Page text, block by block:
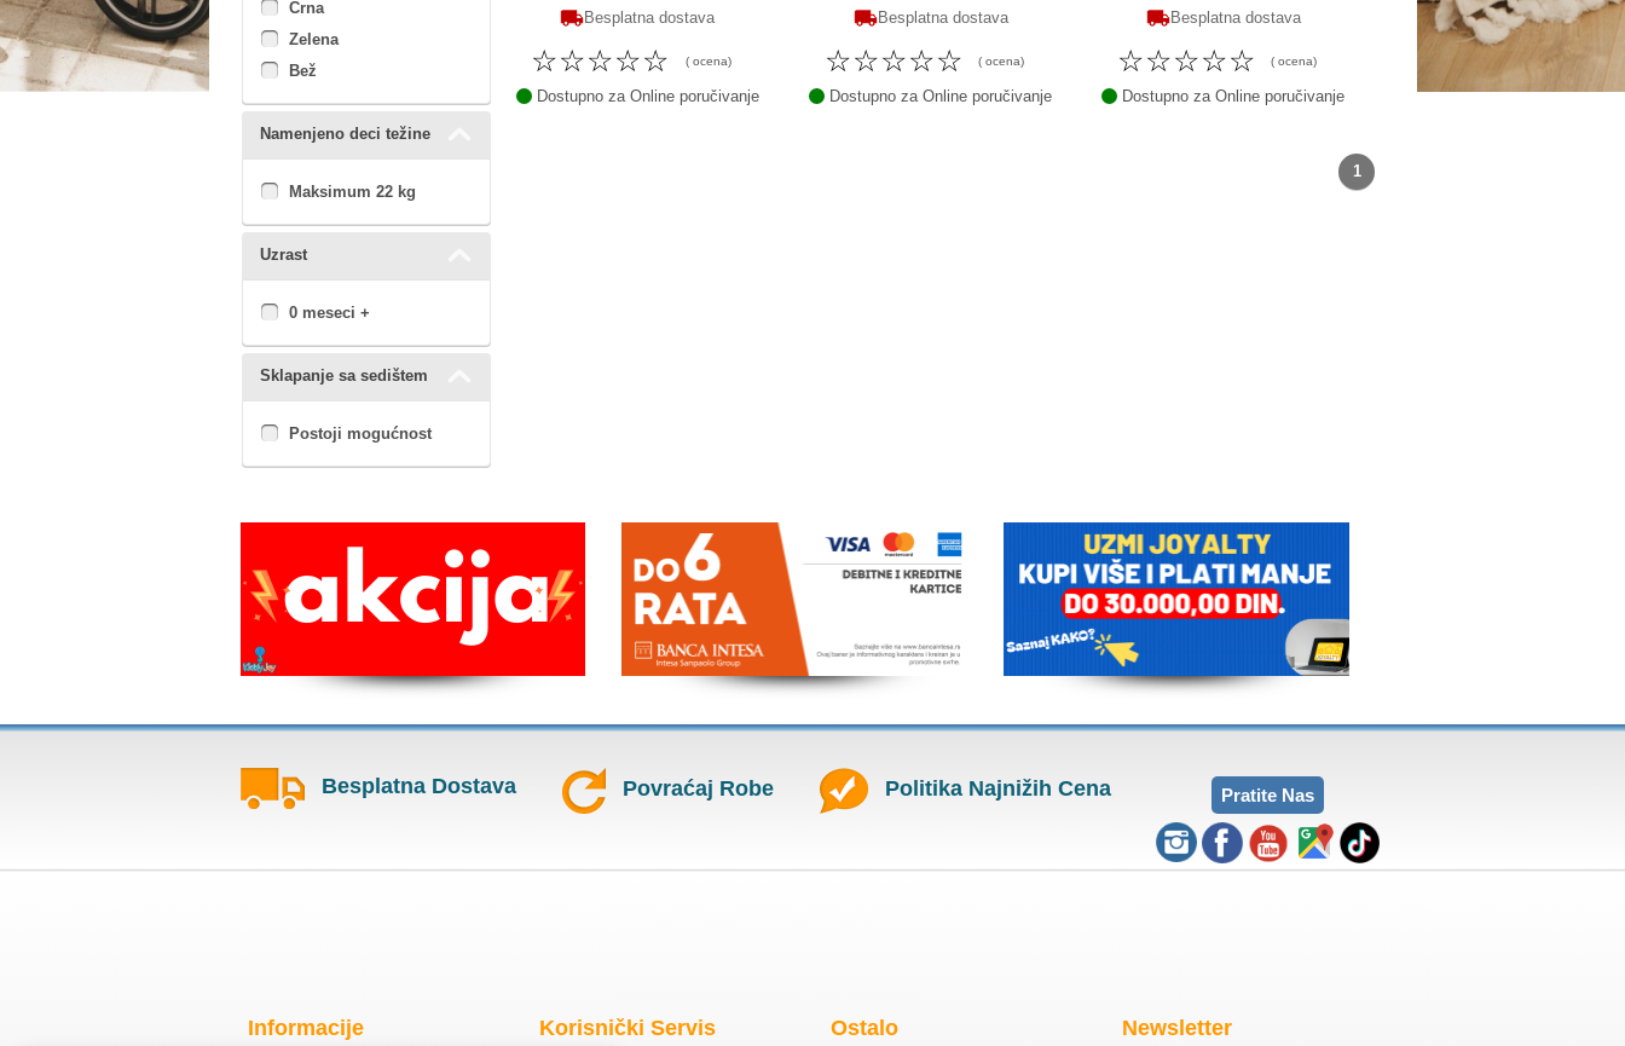
Crna
Zelena
Bež
Namenjeno deci težine
Maksimum 22 kg
Uzrast
0 meseci +
Sklapanje sa sedištem
Postoji mogućnost
Besplatna dostava
☆
☆
☆
☆
☆ ( ocena)
Dostupno za Online poručivanje
Besplatna dostava
☆
☆
☆
☆
☆ ( ocena)
Dostupno za Online poručivanje
Besplatna dostava
☆
☆
☆
☆
☆ ( ocena)
Dostupno za Online poručivanje
1
Besplatna Dostava Povraćaj Robe Politika Najnižih Cena Pratite Nas
Informacije Korisnički Servis Ostalo Newsletter